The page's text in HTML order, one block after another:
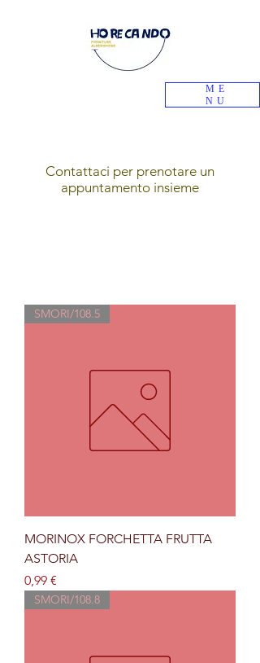
Contattaci per prenotare un
appuntamento insieme
ME
NU
SMORI/108.5
MORINOX FORCHETTA FRUTTA
ASTORIA
Prezzo
0,99 €
SMORI/108.8